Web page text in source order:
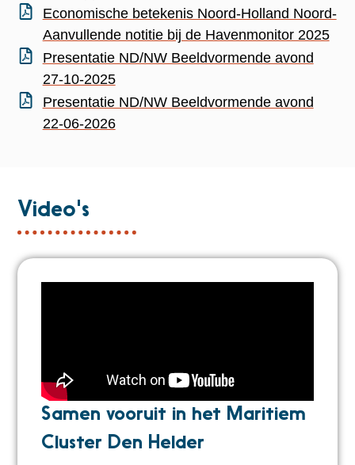
Economische betekenis Noord-Holland Noord-
Aanvullende notitie bij de Havenmonitor 2025
Presentatie ND/NW Beeldvormende avond
27-10-2025
Presentatie ND/NW Beeldvormende avond
22-06-2026
Video's
Samen vooruit in het Maritiem
Cluster Den Helder